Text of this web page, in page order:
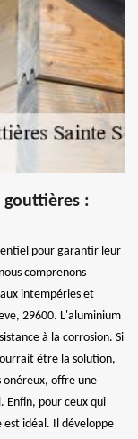
gouttières :
pour garantir leur
comprenons
intempéries et
29600. L'aluminium
à la corrosion. Si
être la solution,
onéreux, offre une
Enfin, pour ceux qui
idéal. Il développe